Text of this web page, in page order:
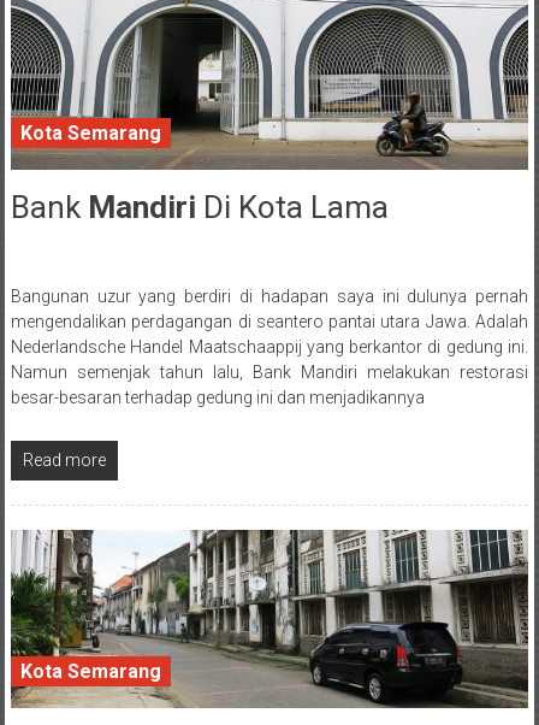
Kota Semarang
11 June 2017
Bank Mandiri Di Kota Lama
Posted By: wirawan
Bangunan uzur yang berdiri di hadapan saya ini dulunya pernah
mengendalikan perdagangan di seantero pantai utara Jawa. Adalah
Nederlandsche Handel Maatschaappij yang berkantor di gedung ini.
Namun semenjak tahun lalu, Bank Mandiri melakukan restorasi
besar-besaran terhadap gedung ini dan menjadikannya
Read more
Kota Semarang